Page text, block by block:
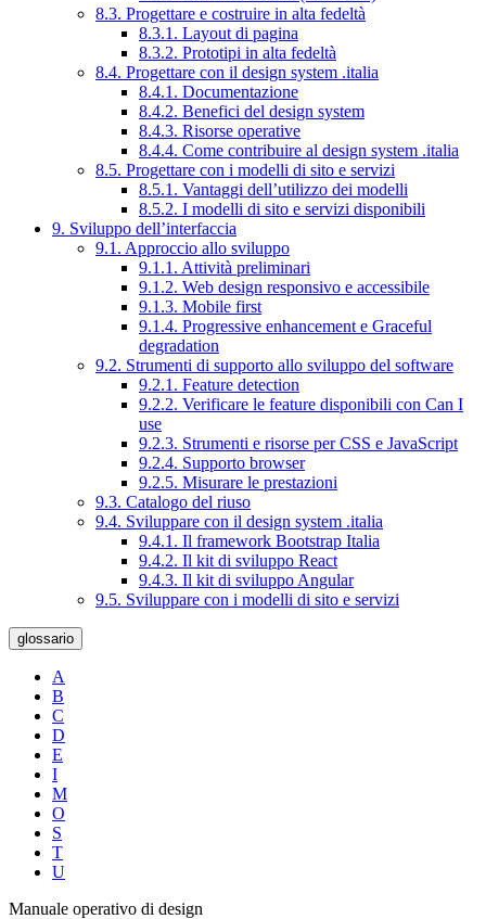
8.3. Progettare e costruire in alta fedeltà
8.3.1. Layout di pagina
8.3.2. Prototipi in alta fedeltà
8.4. Progettare con il design system .italia
8.4.1. Documentazione
8.4.2. Benefici del design system
8.4.3. Risorse operative
8.4.4. Come contribuire al design system .italia
8.5. Progettare con i modelli di sito e servizi
8.5.1. Vantaggi dell’utilizzo dei modelli
8.5.2. I modelli di sito e servizi disponibili
9. Sviluppo dell’interfaccia
9.1. Approccio allo sviluppo
9.1.1. Attività preliminari
9.1.2. Web design responsivo e accessibile
9.1.3. Mobile first
9.1.4. Progressive enhancement e Graceful
degradation
9.2. Strumenti di supporto allo sviluppo del software
9.2.1. Feature detection
9.2.2. Verificare le feature disponibili con Can I
use
9.2.3. Strumenti e risorse per CSS e JavaScript
9.2.4. Supporto browser
9.2.5. Misurare le prestazioni
9.3. Catalogo del riuso
9.4. Sviluppare con il design system .italia
9.4.1. Il framework Bootstrap Italia
9.4.2. Il kit di sviluppo React
9.4.3. Il kit di sviluppo Angular
9.5. Sviluppare con i modelli di sito e servizi
glossario
A
B
C
D
E
I
M
O
S
T
U
Manuale operativo di design